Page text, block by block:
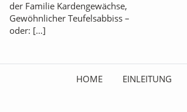
der Familie Kardengewächse,
Gewöhnlicher Teufelsabbiss –
oder: […]
HOME EINLEITUNG